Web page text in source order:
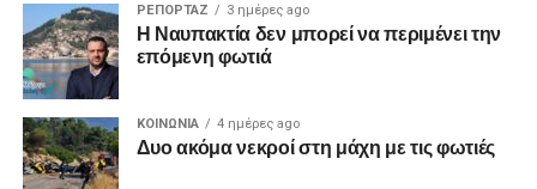
ΡΕΠΟΡΤΑΖ 3 ημέρες ago
Η Ναυπακτία δεν μπορεί να περιμένει την
επόμενη φωτιά
ΚΟΙΝΩΝΙΑ 4 ημέρες ago
Δυο ακόμα νεκροί στη μάχη με τις φωτιές